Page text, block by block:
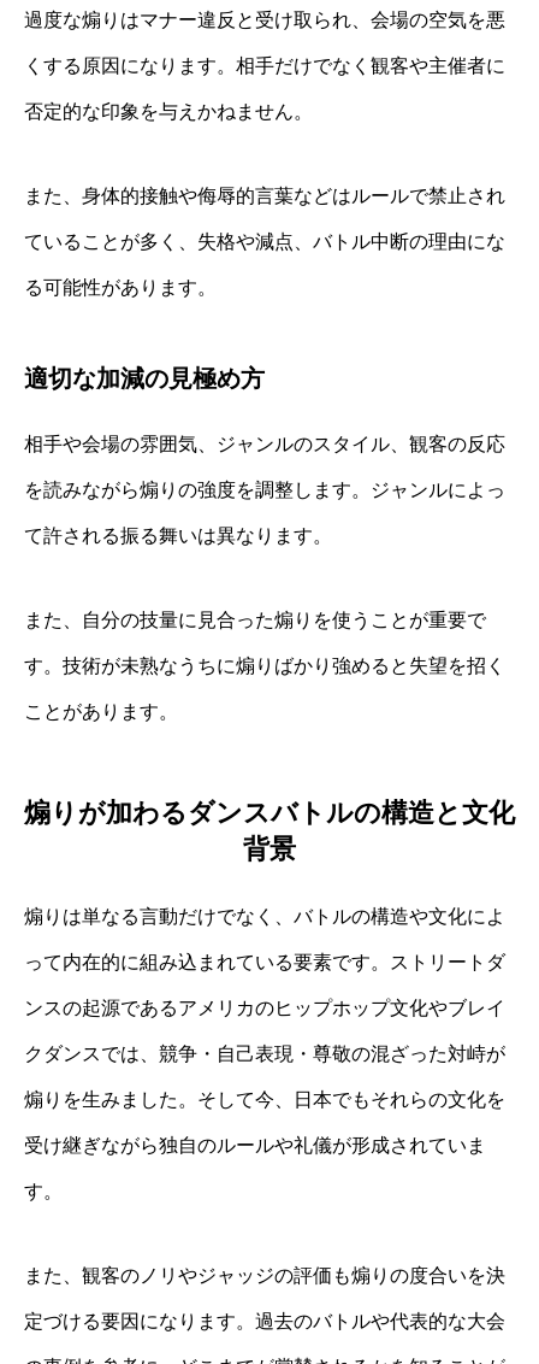
過度な煽りはマナー違反と受け取られ、会場の空気を悪
くする原因になります。相手だけでなく観客や主催者に
否定的な印象を与えかねません。
また、身体的接触や侮辱的言葉などはルールで禁止され
ていることが多く、失格や減点、バトル中断の理由にな
る可能性があります。
適切な加減の見極め方
相手や会場の雰囲気、ジャンルのスタイル、観客の反応
を読みながら煽りの強度を調整します。ジャンルによっ
て許される振る舞いは異なります。
また、自分の技量に見合った煽りを使うことが重要で
す。技術が未熟なうちに煽りばかり強めると失望を招く
ことがあります。
煽りが加わるダンスバトルの構造と文化
背景
煽りは単なる言動だけでなく、バトルの構造や文化によ
って内在的に組み込まれている要素です。ストリートダ
ンスの起源であるアメリカのヒップホップ文化やブレイ
クダンスでは、競争・自己表現・尊敬の混ざった対峙が
煽りを生みました。そして今、日本でもそれらの文化を
受け継ぎながら独自のルールや礼儀が形成されていま
す。
また、観客のノリやジャッジの評価も煽りの度合いを決
定づける要因になります。過去のバトルや代表的な大会